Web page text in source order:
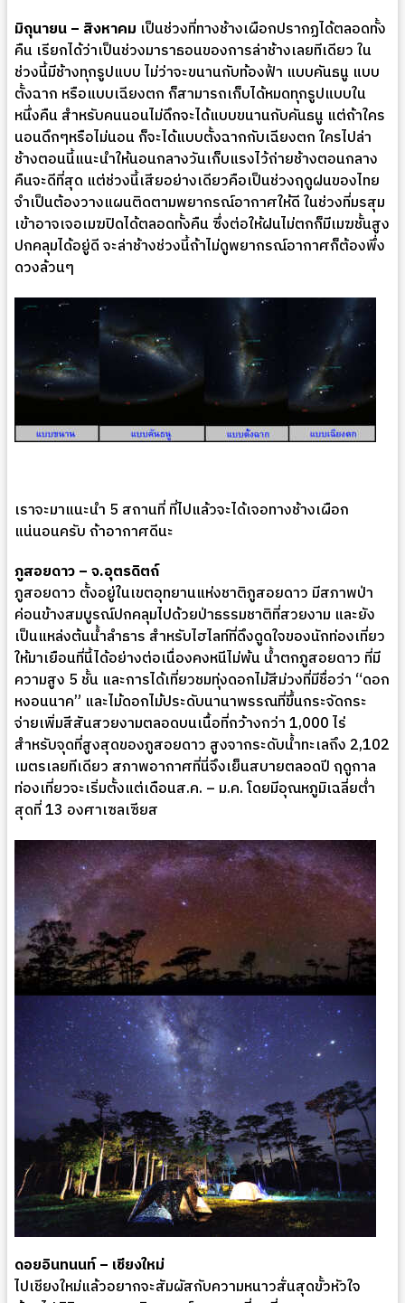
มิถุนายน – สิงหาคม เป็นช่วงที่ทางช้างเผือกปรากฏได้ตลอดทั้ง
คืน เรียกได้ว่าเป็นช่วงมาราธอนของการล่าช้างเลยทีเดียว ใน
ช่วงนี้มีช้างทุกรูปแบบ ไม่ว่าจะขนานกับท้องฟ้า แบบคันธนู แบบ
ตั้งฉาก หรือแบบเฉียงตก ก็สามารถเก็บได้หมดทุกรูปแบบใน
หนึ่งคืน สำหรับคนนอนไม่ดึกจะได้แบบขนานกับคันธนู แต่ถ้าใคร
นอนดึกๆหรือไม่นอน ก็จะได้แบบตั้งฉากกับเฉียงตก ใครไปล่า
ช้างตอนนี้แนะนำให้นอนกลางวันเก็บแรงไว้ถ่ายช้างตอนกลาง
คืนจะดีที่สุด แต่ช่วงนี้เสียอย่างเดียวคือเป็นช่วงฤดูฝนของไทย
จำเป็นต้องวางแผนติดตามพยากรณ์อากาศให้ดี ในช่วงที่มรสุม
เข้าอาจเจอเมฆปิดได้ตลอดทั้งคืน ซึ่งต่อให้ฝนไม่ตกก็มีเมฆชั้นสูง
ปกคลุมได้อยู่ดี จะล่าช้างช่วงนี้ถ้าไม่ดูพยากรณ์อากาศก็ต้องพึ่ง
ดวงล้วนๆ
เราจะมาแนะนำ 5 สถานที่ ที่ไปแล้วจะได้เจอทางช้างเผือก
แน่นอนครับ ถ้าอากาศดีนะ
ภูสอยดาว – จ.อุตรดิตถ์
ภูสอยดาว ตั้งอยู่ในเขตอุทยานแห่งชาติภูสอยดาว มีสภาพป่า
ค่อนข้างสมบูรณ์ปกคลุมไปด้วยป่าธรรมชาติที่สวยงาม และยัง
เป็นแหล่งต้นน้ำลำธาร สำหรับไฮไลท์ที่ดึงดูดใจของนักท่องเที่ยว
ให้มาเยือนที่นี้ได้อย่างต่อเนื่องคงหนีไม่พ้น น้ำตกภูสอยดาว ที่มี
ความสูง 5 ชั้น และการได้เที่ยวชมทุ่งดอกไม้สีม่วงที่มีชื่อว่า “ดอก
หงอนนาค” และไม้ดอกไม้ประดับนานาพรรณที่ขึ้นกระจัดกระ
จ่ายเพิ่มสีสันสวยงามตลอดบนเนื้อที่กว้างกว่า 1,000 ไร่
สำหรับจุดที่สูงสุดของภูสอยดาว สูงจากระดับน้ำทะเลถึง 2,102
เมตรเลยทีเดียว สภาพอากาศที่นี่จึงเย็นสบายตลอดปี ฤดูกาล
ท่องเที่ยวจะเริ่มตั้งแต่เดือนส.ค. – ม.ค. โดยมีอุณหภูมิเฉลี่ยต่ำ
สุดที่ 13 องศาเซลเซียส
ดอยอินทนนท์ – เชียงใหม่
ไปเชียงใหม่แล้วอยากจะสัมผัสกับความหนาวสั่นสุดขั้วหัวใจ